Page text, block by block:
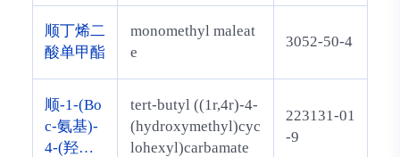
顺丁烯二
酸单甲酯
monomethyl maleat
e
3052-50-4
顺-1-(Bo
c-氨基)-
4-(羟甲
tert-butyl ((1r,4r)-4-
(hydroxymethyl)cyc
lohexyl)carbamate
223131-01
-9